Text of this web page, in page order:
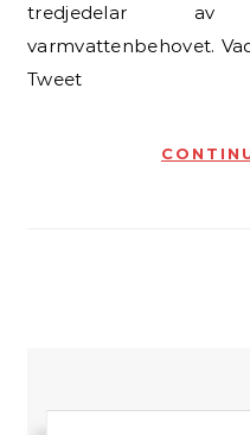
tredjedelar av
varmvattenbehovet.
Tweet